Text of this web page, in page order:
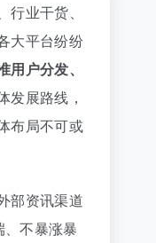
业干货、
大平台纷纷
用户分发、
发展路线，
布局不可或
部资讯渠道
不暴涨暴